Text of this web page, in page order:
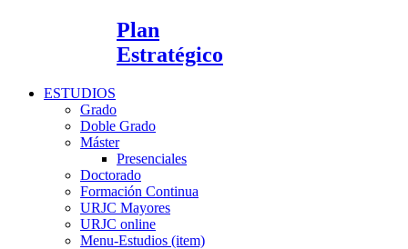
Plan
Estratégico
ESTUDIOS
Grado
Doble Grado
Máster
Presenciales
Doctorado
Formación Continua
URJC Mayores
URJC online
Menu-Estudios (item)